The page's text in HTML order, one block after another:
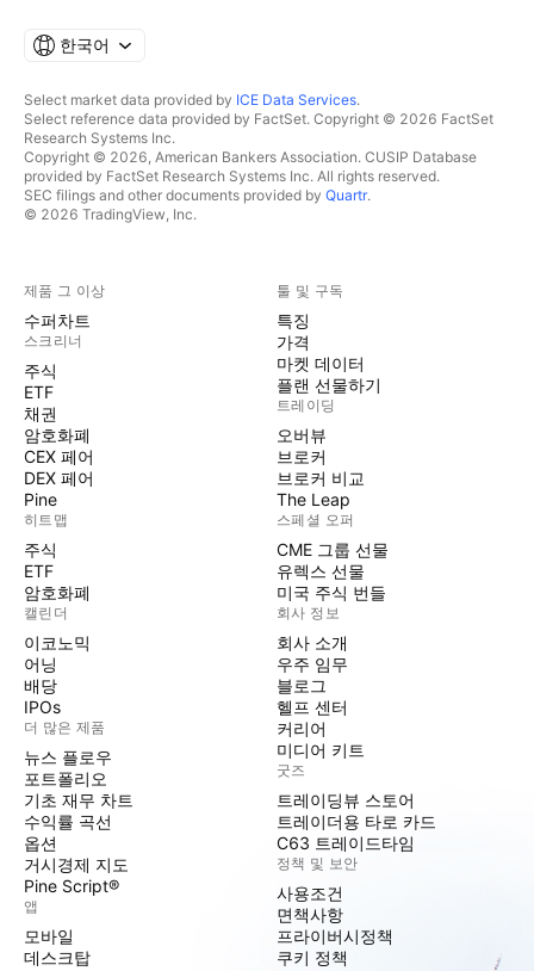
한국어
Select market data provided by ICE Data Services.
Select reference data provided by FactSet. Copyright © 2026 FactSet
Research Systems Inc.
Copyright © 2026, American Bankers Association. CUSIP Database
provided by FactSet Research Systems Inc. All rights reserved.
SEC filings and other documents provided by Quartr.
© 2026 TradingView, Inc.
제품 그 이상
수퍼차트
스크리너
주식
ETF
채권
암호화폐
CEX 페어
DEX 페어
Pine
히트맵
주식
ETF
암호화폐
캘린더
이코노믹
어닝
배당
IPOs
더 많은 제품
뉴스 플로우
포트폴리오
기초 재무 차트
수익률 곡선
옵션
거시경제 지도
Pine Script®
앱
모바일
데스크탑
툴 및 구독
특징
가격
마켓 데이터
플랜 선물하기
트레이딩
오버뷰
브로커
브로커 비교
The Leap
스페셜 오퍼
CME 그룹 선물
유렉스 선물
미국 주식 번들
회사 정보
회사 소개
우주 임무
블로그
헬프 센터
커리어
미디어 키트
굿즈
트레이딩뷰 스토어
트레이더용 타로 카드
C63 트레이드타임
정책 및 보안
사용조건
면책사항
프라이버시정책
쿠키 정책